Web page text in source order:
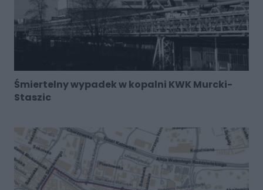
Śmiertelny wypadek w kopalni KWK Murcki-
Staszic